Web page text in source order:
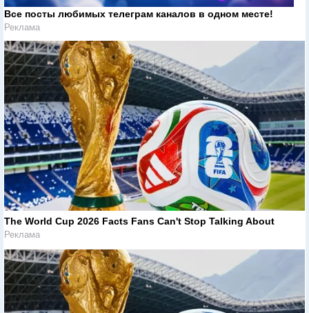
Все посты любимых телеграм каналов в одном месте!
Реклама
The World Cup 2026 Facts Fans Can't Stop Talking About
Реклама